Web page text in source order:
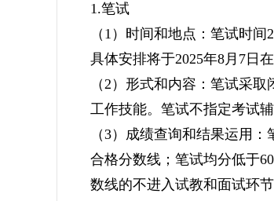
1.笔试
（1）时间和地点：笔试时
具体安排将于2025年8月7日
（2）形式和内容：笔试采
工作技能。笔试不指定考试
（3）成绩查询和结果运用
合格分数线；笔试均分低于
数线的不进入试教和面试环节